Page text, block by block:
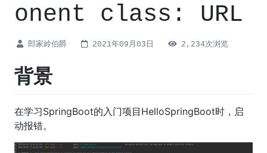
onent class: URL
郎家岭伯爵 2021年09月03日 2,234次浏览
背景
在学习SpringBoot的入门项目HelloSpringBoot时，启
动报错。